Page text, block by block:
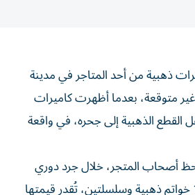
ذهبية من أحد المتاجر في مدينة
متوقعة، بعدما أظهرت كاميرات
القطع الذهبية إلى جحره، في واقعة
أصحاب المتجر، خلال جرد دوري
للمجوهرات، اختفاء 10 خواتم ذهبية وسلسلتين، تُقدر قيمتها